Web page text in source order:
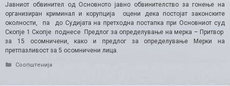
Јавниот обвинител од Основното јавно обвинителство за гонење на
организиран криминал и корупција оцени дека постојат законските
околности, па до Судијата на претходна постапка при Основниот суд
Скопје 1 Скопје поднесе Предлог за определување на мерка – Притвор
за 15 осомничени, како и предлог за определување Мерки на
претпазливост за 5 осомничени лица.
Categories
Соопштенија